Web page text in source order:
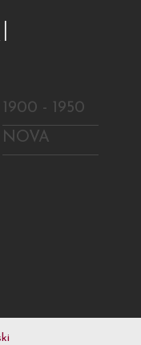
1900 - 1950
NOVA